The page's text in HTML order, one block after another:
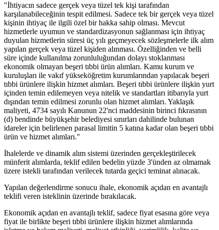
"İhtiyacın sadece gerçek veya tüzel tek kişi tarafından
karşılanabileceğinin tespit edilmesi. Sadece tek bir gerçek veya tüzel
kişinin ihtiyaç ile ilgili özel bir hakka sahip olması. Mevcut
hizmetlerle uyumun ve standardizasyonun sağlanması için ihtiyaç
duyulan hizmetlerin süresi üç yılı geçmeyecek sözleşmelerle ilk alım
yapılan gerçek veya tüzel kişiden alınması. Özelliğinden ve belli
süre içinde kullanılma zorunluluğundan dolayı stoklanması
ekonomik olmayan beşeri tıbbi ürün alımları. Kamu kurum ve
kuruluşları ile vakıf yükseköğretim kurumlarından yapılacak beşeri
tıbbi ürünlere ilişkin hizmet alımları. Beşeri tıbbi ürünlere ilişkin yurt
içinden temin edilemeyen veya nitelik ve standartları itibarıyla yurt
dışından temin edilmesi zorunlu olan hizmet alımları. Yaklaşık
maliyeti, 4734 sayılı Kanunun 22'nci maddesinin birinci fıkrasının
(d) bendinde büyükşehir belediyesi sınırları dahilinde bulunan
idareler için belirlenen parasal limitin 5 katına kadar olan beşeri tıbbi
ürün ve hizmet alımları."
İhalelerde ve dinamik alım sistemi üzerinden gerçekleştirilecek
münferit alımlarda, teklif edilen bedelin yüzde 3'ünden az olmamak
üzere istekli tarafından verilecek tutarda geçici teminat alınacak.
Yapılan değerlendirme sonucu ihale, ekonomik açıdan en avantajlı
teklifi veren isteklinin üzerinde bırakılacak.
Ekonomik açıdan en avantajlı teklif, sadece fiyat esasına göre veya
fiyat ile birlikte beşeri tıbbi ürünlere ilişkin hizmet alımlarında